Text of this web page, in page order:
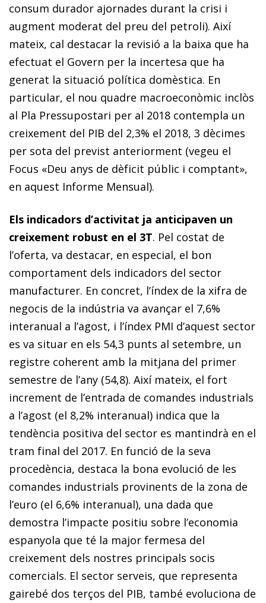
consum durador ajornades durant la crisi i
augment moderat del preu del petroli). Així
mateix, cal destacar la revisió a la baixa que ha
efectuat el Govern per la incertesa que ha
generat la situació política domèstica. En
particular, el nou quadre macroeconòmic inclòs
al Pla Pressupostari per al 2018 contempla un
creixement del PIB del 2,3% el 2018, 3 dècimes
per sota del previst anteriorment (vegeu el
Focus «Deu anys de dèficit públic i comptant»,
en aquest Informe Mensual).
Els indicadors d’activitat ja anticipaven un
creixement robust en el 3T. Pel costat de
l’oferta, va destacar, en especial, el bon
comportament dels indicadors del sector
manufacturer. En concret, l’índex de la xifra de
negocis de la indústria va avançar el 7,6%
interanual a l’agost, i l’índex PMI d’aquest sector
es va situar en els 54,3 punts al setembre, un
registre coherent amb la mitjana del primer
semestre de l’any (54,8). Així mateix, el fort
increment de l’entrada de comandes industrials
a l’agost (el 8,2% interanual) indica que la
tendència positiva del sector es mantindrà en el
tram final del 2017. En funció de la seva
procedència, destaca la bona evolució de les
comandes industrials provinents de la zona de
l’euro (el 6,6% interanual), una dada que
demostra l’impacte positiu sobre l’economia
espanyola que té la major fermesa del
creixement dels nostres principals socis
comercials. El sector serveis, que representa
gairebé dos terços del PIB, també evoluciona de